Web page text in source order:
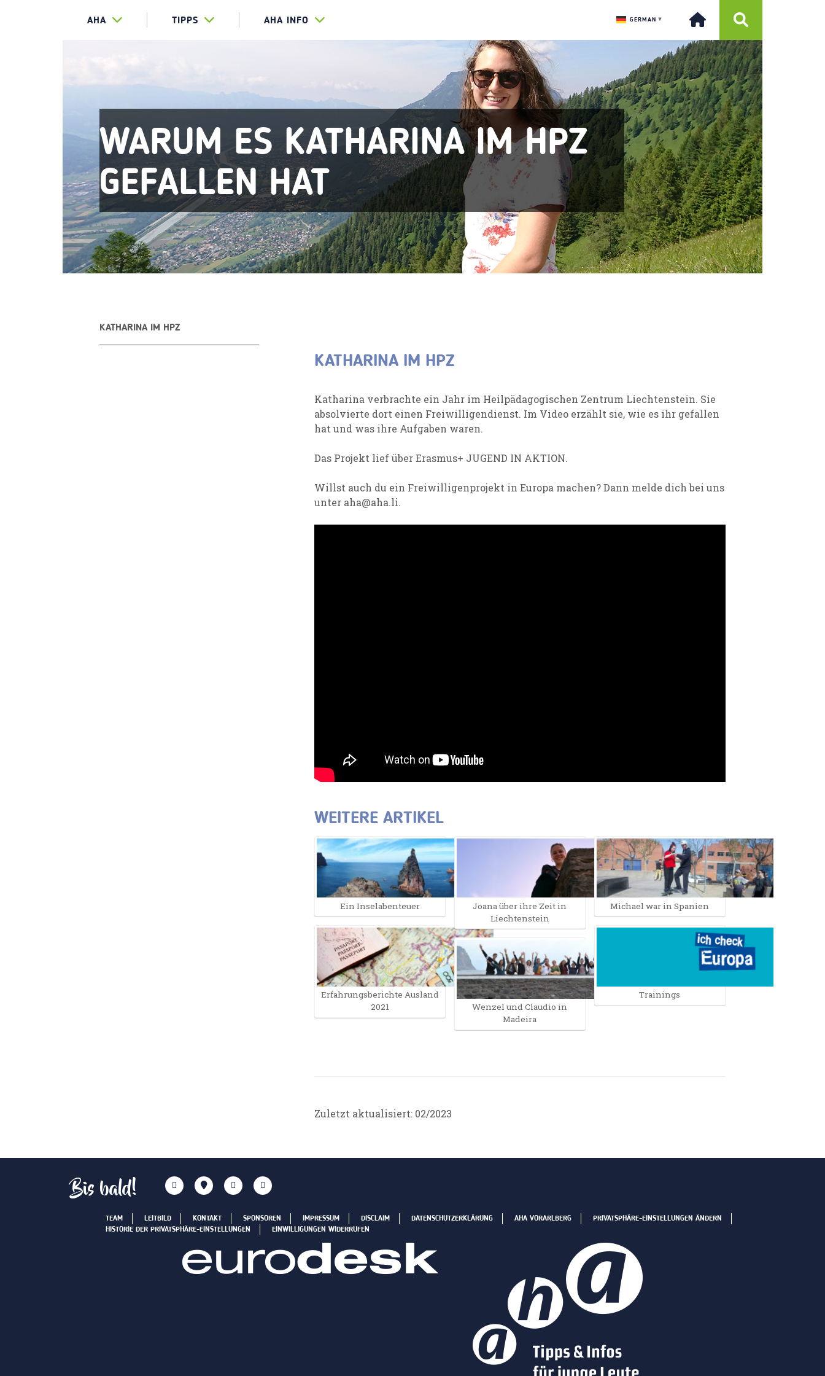
AHA TIPPS AHA INFO GERMAN ▼
WARUM ES KATHARINA IM HPZ
GEFALLEN HAT
KATHARINA IM HPZ
KATHARINA IM HPZ
Katharina verbrachte ein Jahr im Heilpädagogischen Zentrum Liechtenstein. Sie
absolvierte dort einen Freiwilligendienst. Im Video erzählt sie, wie es ihr gefallen
hat und was ihre Aufgaben waren.
Das Projekt lief über Erasmus+ JUGEND IN AKTION.
Willst auch du ein Freiwilligenprojekt in Europa machen? Dann melde dich bei uns
unter aha@aha.li.
WEITERE ARTIKEL
Ein Inselabenteuer
Erfahrungsberichte Ausland
2021
Joana über ihre Zeit in
Liechtenstein
Wenzel und Claudio in
Madeira
Michael war in Spanien
Trainings
Zuletzt aktualisiert: 02/2023
Bis bald!
TEAM LEITBILD KONTAKT SPONSOREN IMPRESSUM DISCLAIM DATENSCHUTZERKLÄRUNG AHA VORARLBERG
PRIVATSPHÄRE-EINSTELLUNGEN ÄNDERN
HISTORIE DER PRIVATSPHÄRE-EINSTELLUNGEN
EINWILLIGUNGEN WIDERRUFEN